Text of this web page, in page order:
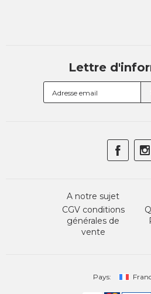
Lettre
A notre sujet
CGV conditions
générales de
vente
Pays: